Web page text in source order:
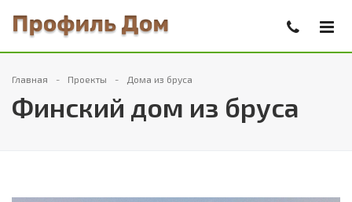
Главная Проекты Дома из бруса
Финский дом из бруса